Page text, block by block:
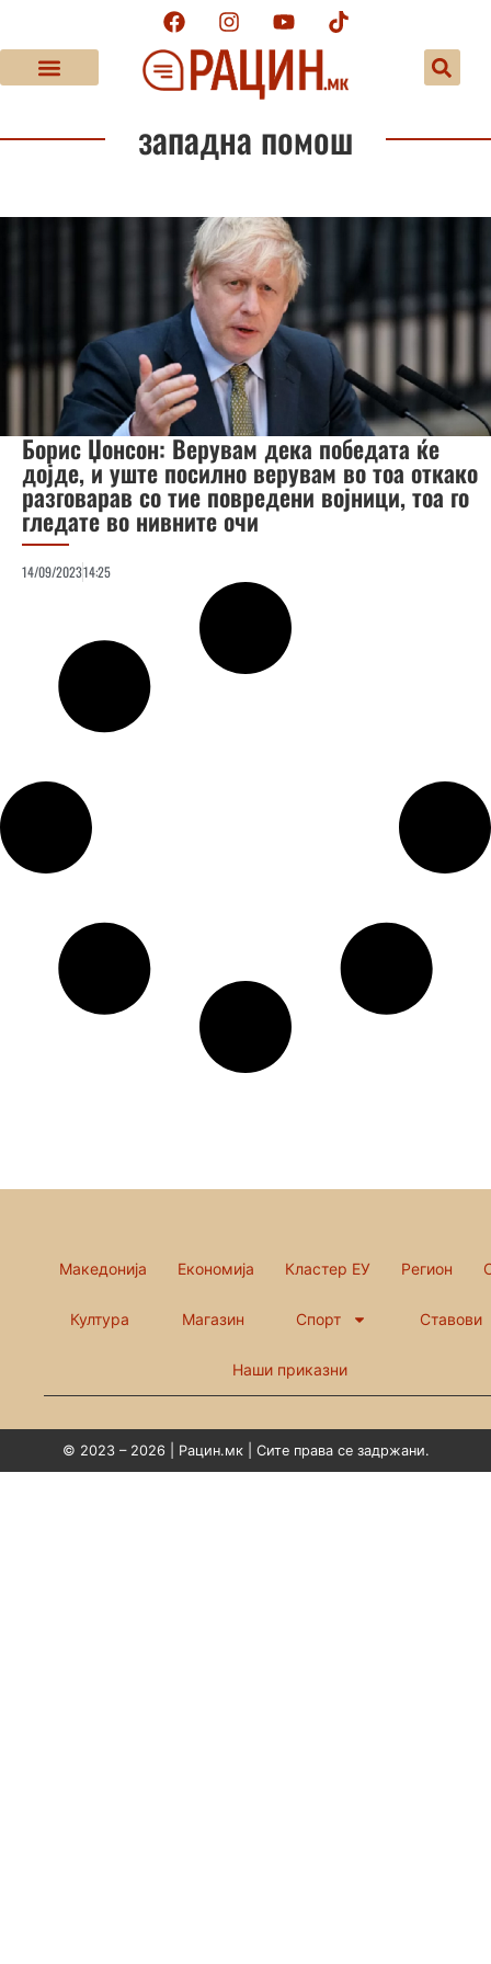
западна помош
Борис Џонсон: Верувам дека победата ќе
дојде, и уште посилно верувам во тоа откако
разговарав со тие повредени војници, тоа го
гледате во нивните очи
14/09/202314:25
Македонија Економија Кластер ЕУ Регион
Култура Магазин Спорт Ставови
Наши приказни
© 2023 – 2026 | Рацин.мк | Сите права се задржани.